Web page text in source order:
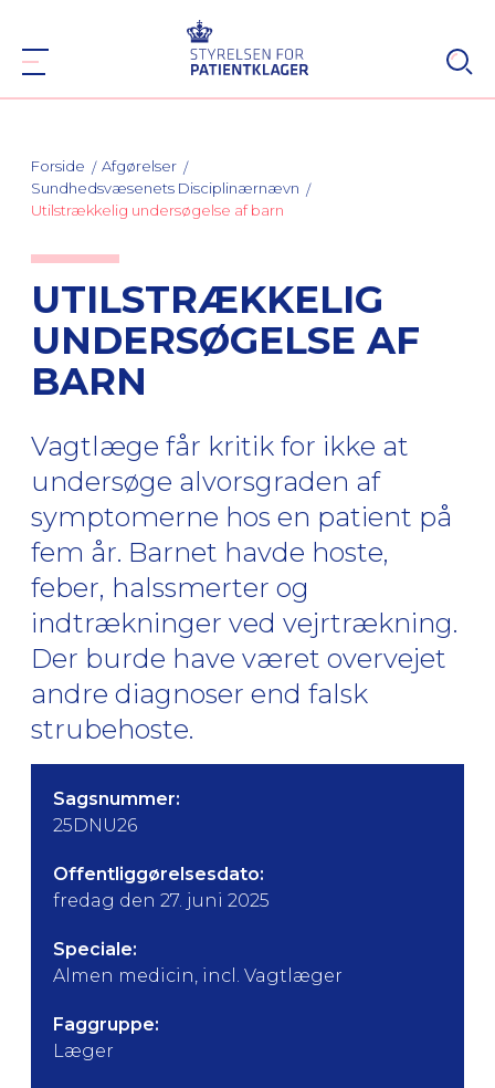
Forside
Afgørelser
Sundhedsvæsenets Disciplinærnævn
Utilstrækkelig undersøgelse af barn
UTILSTRÆKKELIG
UNDERSØGELSE AF
BARN
Vagtlæge får kritik for ikke at
undersøge alvorsgraden af
symptomerne hos en patient på
fem år. Barnet havde hoste,
feber, halssmerter og
indtrækninger ved vejrtrækning.
Der burde have været overvejet
andre diagnoser end falsk
strubehoste.
Sagsnummer:
25DNU26
Offentliggørelsesdato:
fredag den 27. juni 2025
Speciale:
Almen medicin, incl. Vagtlæger
Faggruppe:
Læger